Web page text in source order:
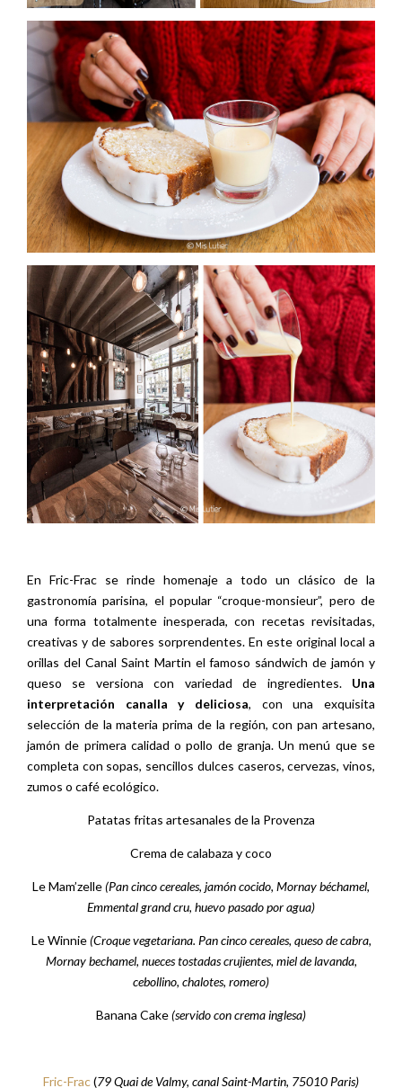
En Fric-Frac se rinde homenaje a todo un clásico de la
gastronomía parisina, el popular “croque-monsieur”, pero de
una forma totalmente inesperada, con recetas revisitadas,
creativas y de sabores sorprendentes. En este original local a
orillas del Canal Saint Martin el famoso sándwich de jamón y
queso se versiona con variedad de ingredientes. Una
interpretación canalla y deliciosa, con una exquisita
selección de la materia prima de la región, con pan artesano,
jamón de primera calidad o pollo de granja. Un menú que se
completa con sopas, sencillos dulces caseros, cervezas, vinos,
zumos o café ecológico.
Patatas fritas artesanales de la Provenza
Crema de calabaza y coco
Le Mam’zelle(Pan cinco cereales, jamón cocido, Mornay béchamel,
Emmental grand cru, huevo pasado por agua)
Le Winnie(Croque vegetariana. Pan cinco cereales, queso de cabra,
Mornay bechamel, nueces tostadas crujientes, miel de lavanda,
cebollino, chalotes, romero)
Banana Cake(servido con crema inglesa)
Fric-Frac(79 Quai de Valmy, canal Saint-Martin, 75010 Paris)